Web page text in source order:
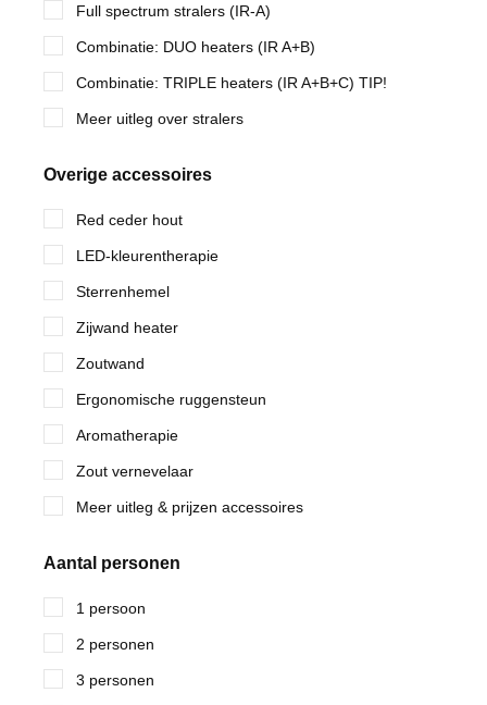
Full spectrum stralers (IR-A)
Combinatie: DUO heaters (IR A+B)
Combinatie: TRIPLE heaters (IR A+B+C) TIP!
Meer uitleg over stralers
Overige accessoires
Red ceder hout
LED-kleurentherapie
Sterrenhemel
Zijwand heater
Zoutwand
Ergonomische ruggensteun
Aromatherapie
Zout vernevelaar
Meer uitleg & prijzen accessoires
Aantal personen
1 persoon
2 personen
3 personen